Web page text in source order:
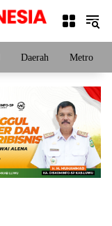
Daerah Metro